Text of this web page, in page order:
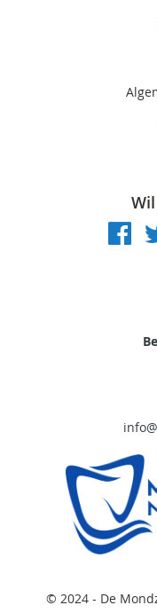
© 2024 - De